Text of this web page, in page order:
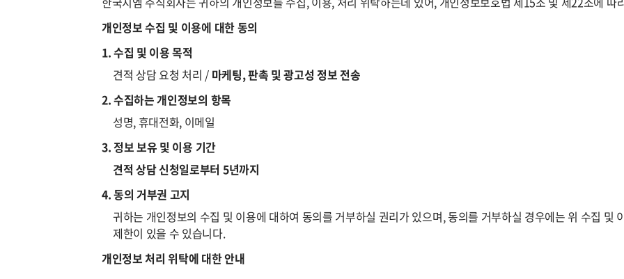
개인정보 수집 및 이용에 대한 동의
1. 수집 및 이용 목적
견적 상담 요청 처리 / 마케팅, 판촉 및 광고성 정보 전송
2. 수집하는 개인정보의 항목
성명, 휴대전화, 이메일
3. 정보 보유 및 이용 기간
견적 상담 신청일로부터 5년까지
4. 동의 거부권 고지
귀하는 개인정보의 수집 및 이용에 대하여 동의를 거부하실 권리가 있으며, 동의를 거부하실 경우에는 위 수집 및
제한이 있을 수 있습니다.
개인정보 처리 위탁에 대한 안내